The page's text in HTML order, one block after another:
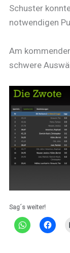
Schuster
notwendigen
Am
schwere
Sag´s weiter!